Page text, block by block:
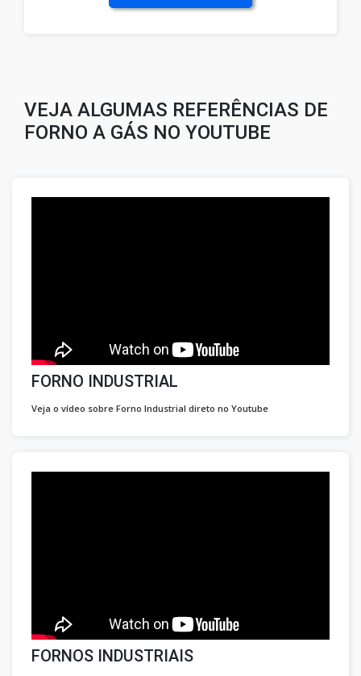
VEJA ALGUMAS REFERÊNCIAS DE
FORNO A GÁS NO YOUTUBE
FORNO INDUSTRIAL
Veja o vídeo sobre Forno Industrial direto no Youtube
FORNOS INDUSTRIAIS